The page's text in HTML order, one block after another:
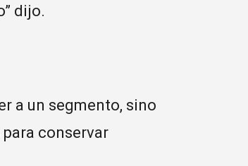
dijo.
a un segmento, sino
conservar